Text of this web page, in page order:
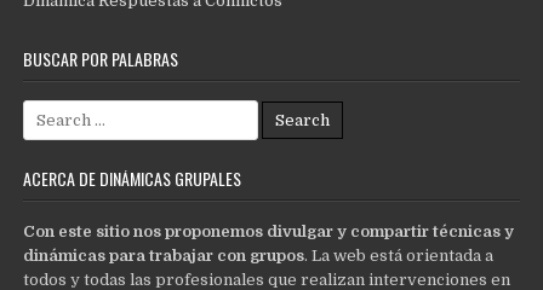
BUSCAR POR PALABRAS
Search
for:
ACERCA DE DINÁMICAS GRUPALES
Con este sitio nos proponemos divulgar y compartir técnicas y
dinámicas para trabajar con grupos. La web está orientada a
todos y todas las profesionales que realizan intervenciones en